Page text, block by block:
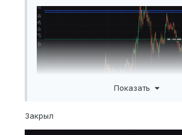
Показать
Закрыл